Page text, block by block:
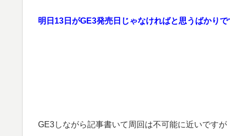
明日13日がGE3発売日じゃなければと思うばかりで
GE3しながら記事書いて周回は不可能に近いですが